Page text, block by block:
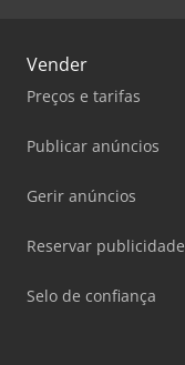
Vender
Preços e tarifas
Publicar anúncios
Gerir anúncios
Reservar publicidade
Selo de confiança